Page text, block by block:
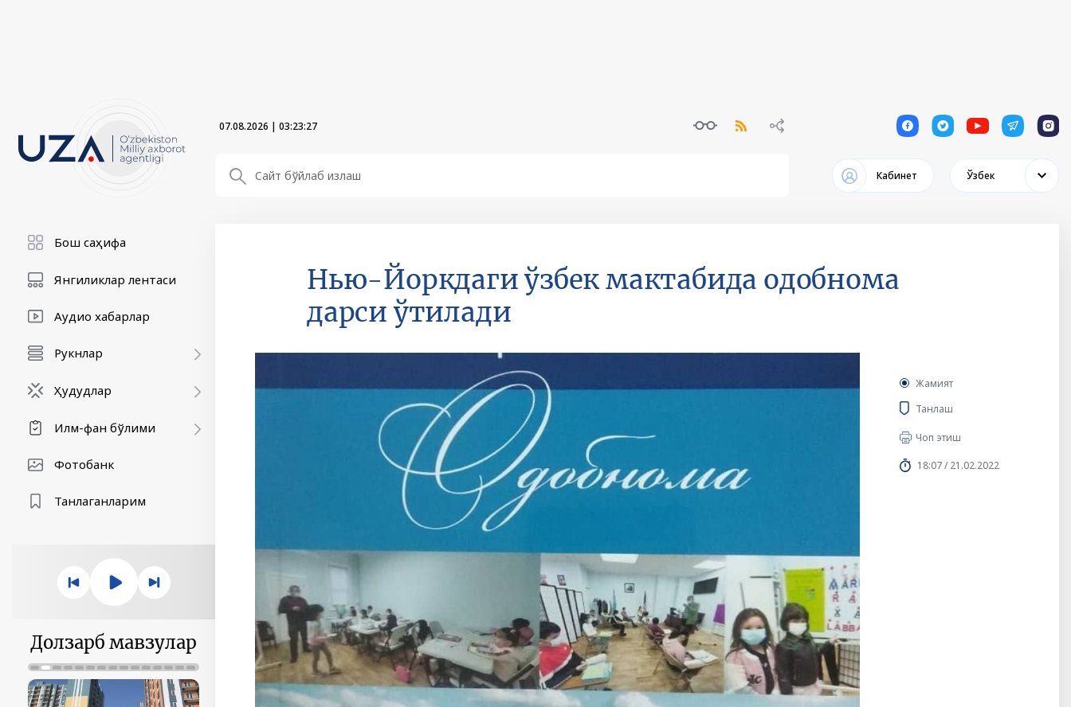
07.08.2026 | 03:23:29 1 1 1 1 1
Кабинет Ўзбек
Бош саҳифа
Янгиликлар лентаси
Аудио хабарлар
Рукнлар
Ҳудудлар
Илм-фан бўлими
Фотобанк
Танлаганларим
Долзарб мавзулар
Нью-Йоркдаги ўзбек мактабида одобнома
дарси ўтилади
Жамият
Танлаш
Чоп этиш
18:07 / 21.02.2022